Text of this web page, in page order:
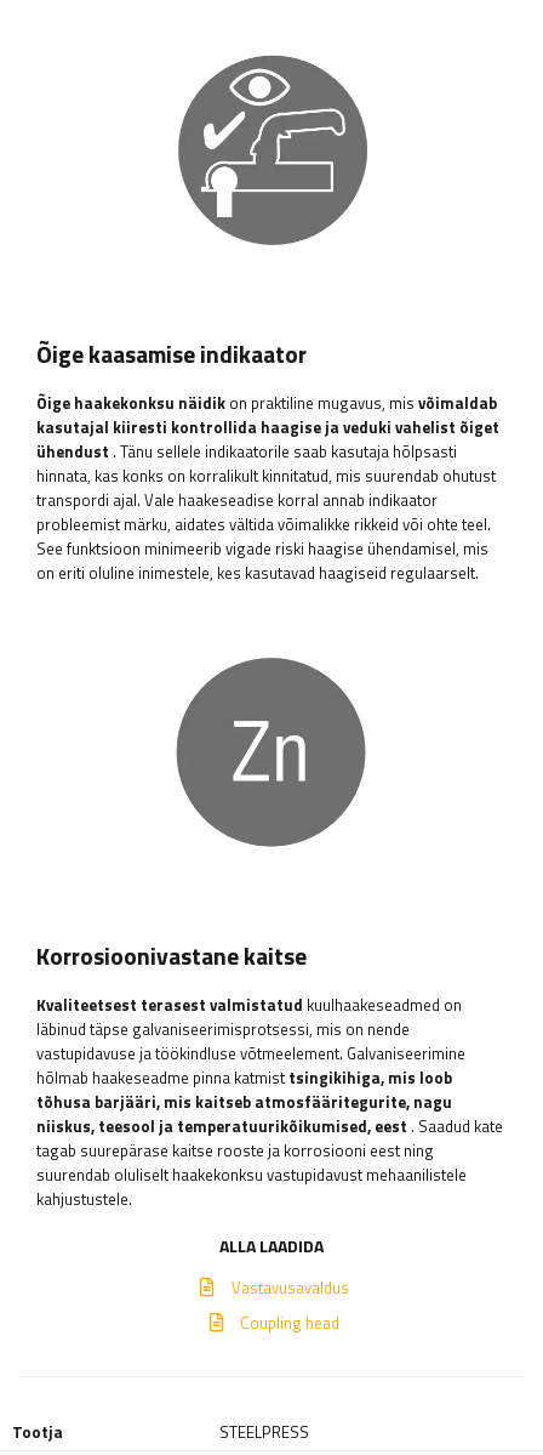
Õige kaasamise indikaator
Õige haakekonksu näidik on praktiline mugavus, mis võimaldab
kasutajal kiiresti kontrollida haagise ja veduki vahelist õiget
ühendust . Tänu sellele indikaatorile saab kasutaja hõlpsasti
hinnata, kas konks on korralikult kinnitatud, mis suurendab ohutust
transpordi ajal. Vale haakeseadise korral annab indikaator
probleemist märku, aidates vältida võimalikke rikkeid või ohte teel.
See funktsioon minimeerib vigade riski haagise ühendamisel, mis
on eriti oluline inimestele, kes kasutavad haagiseid regulaarselt.
Korrosioonivastane kaitse
Kvaliteetsest terasest valmistatud kuulhaakeseadmed on
läbinud täpse galvaniseerimisprotsessi, mis on nende
vastupidavuse ja töökindluse võtmeelement. Galvaniseerimine
hõlmab haakeseadme pinna katmisttsingikihiga, mis loob
tõhusa barjääri, mis kaitseb atmosfääritegurite, nagu
niiskus, teesool ja temperatuurikõikumised, eest . Saadud kate
tagab suurepärase kaitse rooste ja korrosiooni eest ning
suurendab oluliselt haakekonksu vastupidavust mehaanilistele
kahjustustele.
ALLA LAADIDA
Vastavusavaldus
Coupling head
Tootja
STEELPRESS